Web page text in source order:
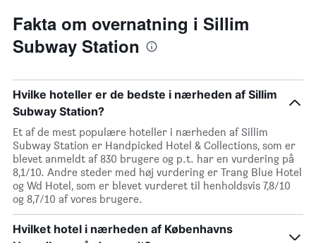
Fakta om overnatning i Sillim
Subway Station
Hvilke hoteller er de bedste i nærheden af Sillim
Subway Station?
Et af de mest populære hoteller i nærheden af Sillim
Subway Station er Handpicked Hotel & Collections, som er
blevet anmeldt af 830 brugere og p.t. har en vurdering på
8,1/10. Andre steder med høj vurdering er Trang Blue Hotel
og Wd Hotel, som er blevet vurderet til henholdsvis 7,8/10
og 8,7/10 af vores brugere.
Hvilket hotel i nærheden af Københavns